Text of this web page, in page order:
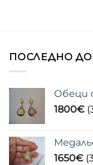
ПОСЛЕДНО
Обеци
1800€
1650€